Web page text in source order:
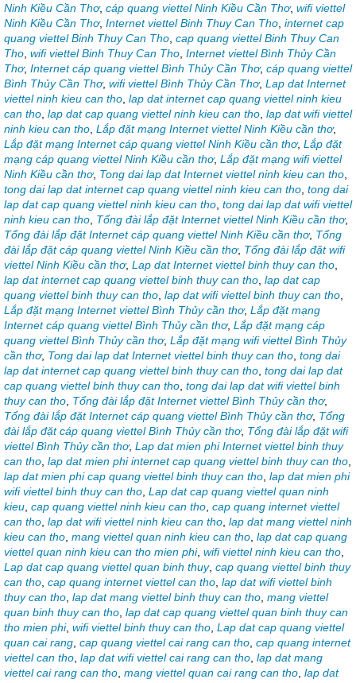
Ninh Kiều Cần Thơ, cáp quang viettel Ninh Kiều Cần Thơ, wifi viettel
Ninh Kiều Cần Thơ, Internet viettel Binh Thuy Can Tho internet cap
quang viettel Binh Thuy Can Tho cap quang viettel Binh Thuy Can
Tho wifi viettel Binh Thuy Can Tho Internet viettel Bình Thủy Cần
Thơ, Internet cáp quang viettel Bình Thủy Cần Thơ, cáp quang viettel
Bình Thủy Cần Thơ, wifi viettel Bình Thủy Cần Thơ, Lap dat Internet
viettel ninh kieu can tho lap dat internet cap quang viettel ninh kieu
can tho lap dat cap quang viettel ninh kieu can tho lap dat wifi viettel
ninh kieu can tho Lắp đặt mạng Internet viettel Ninh Kiều cần thơ,
Lắp đặt mạng Internet cáp quang viettel Ninh Kiều cần thơ, Lắp đặt
mạng cáp quang viettel Ninh Kiều cần thơ, Lắp đặt mạng wifi viettel
Ninh Kiều cần thơ, Tong dai lap dat Internet viettel ninh kieu can tho
tong dai lap dat internet cap quang viettel ninh kieu can tho tong dai
lap dat cap quang viettel ninh kieu can tho tong dai lap dat wifi viettel
ninh kieu can tho Tổng đài lắp đặt Internet viettel Ninh Kiều cần thơ,
Tổng đài lắp đặt Internet cáp quang viettel Ninh Kiều cần thơ, Tổng
đài lắp đặt cáp quang viettel Ninh Kiều cần thơ, Tổng đài lắp đặt wifi
viettel Ninh Kiều cần thơ, Lap dat Internet viettel binh thuy can tho
lap dat internet cap quang viettel binh thuy can tho lap dat cap
quang viettel binh thuy can tho lap dat wifi viettel binh thuy can tho
Lắp đặt mạng Internet viettel Bình Thủy cần thơ, Lắp đặt mạng
Internet cáp quang viettel Bình Thủy cần thơ, Lắp đặt mạng cáp
quang viettel Bình Thủy cần thơ, Lắp đặt mạng wifi viettel Bình Thủy
cần thơ, Tong dai lap dat Internet viettel binh thuy can tho tong dai
lap dat internet cap quang viettel binh thuy can tho tong dai lap dat
cap quang viettel binh thuy can tho tong dai lap dat wifi viettel binh
thuy can tho Tổng đài lắp đặt Internet viettel Bình Thủy cần thơ,
Tổng đài lắp đặt Internet cáp quang viettel Bình Thủy cần thơ, Tổng
đài lắp đặt cáp quang viettel Bình Thủy cần thơ, Tổng đài lắp đặt wifi
viettel Bình Thủy cần thơ, Lap dat mien phi Internet viettel binh thuy
can tho lap dat mien phi internet cap quang viettel binh thuy can tho
lap dat mien phi cap quang viettel binh thuy can tho lap dat mien phi
wifi viettel binh thuy can tho Lap dat cap quang viettel quan ninh
kieu cap quang viettel ninh kieu can tho cap quang internet viettel
can tho lap dat wifi viettel ninh kieu can tho lap dat mang viettel ninh
kieu can tho mang viettel quan ninh kieu can tho lap dat cap quang
viettel quan ninh kieu can tho mien phi, wifi viettel ninh kieu can tho
Lap dat cap quang viettel quan binh thuy, cap quang viettel binh thuy
can tho cap quang internet viettel can tho lap dat wifi viettel binh
thuy can tho lap dat mang viettel binh thuy can tho mang viettel
quan binh thuy can tho lap dat cap quang viettel quan binh thuy can
tho mien phi, wifi viettel binh thuy can tho Lap dat cap quang viettel
quan cai rang cap quang viettel cai rang can tho cap quang internet
viettel can tho lap dat wifi viettel cai rang can tho lap dat mang
viettel cai rang can tho mang viettel quan cai rang can tho lap dat